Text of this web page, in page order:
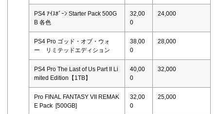
PS4 ｱｲｽﾎﾞｰﾝ Starter Pack 500G
B 各色
32,00
0
24,000
PS4 Pro ゴッド・オブ・ウォ
ー リミテッドエディション
38,00
0
28,000
PS4 Pro The Last of Us Part II Li
mited Edition【1TB】
40,00
0
32,000
Pro FINAL FANTASY VII REMAK
E Pack [500GB]
32,00
0
25,000